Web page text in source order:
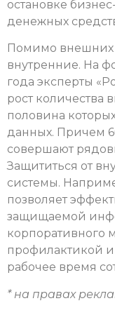
остановке
денежных
Помимо внешних
внутренние. На
года эксперты
рост количества
половина
данных. Причем
совершают
Защититься от
системы.
позволяет
защищаемой
корпоративного
профилактикой
рабочее время
* на правах